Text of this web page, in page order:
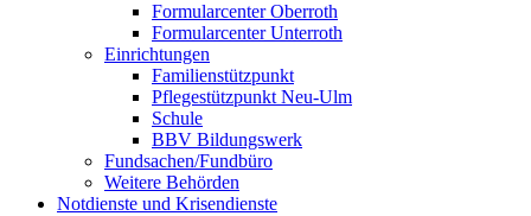
Formularcenter Oberroth
Formularcenter Unterroth
Einrichtungen
Familienstützpunkt
Pflegestützpunkt Neu-Ulm
Schule
BBV Bildungswerk
Fundsachen/Fundbüro
Weitere Behörden
Notdienste und Krisendienste